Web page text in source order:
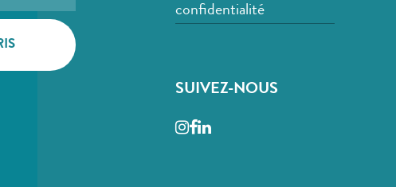
confidentialité
SUIVEZ-NOUS
Instagram
Facebook
LinkedIn